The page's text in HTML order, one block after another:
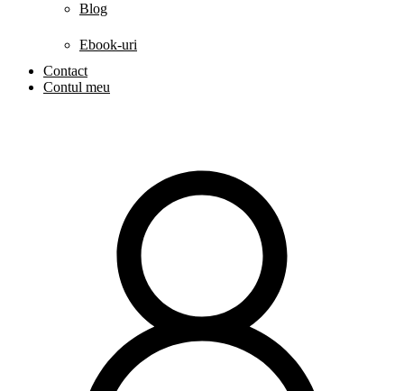
Blog
Ebook-uri
Contact
Contul meu